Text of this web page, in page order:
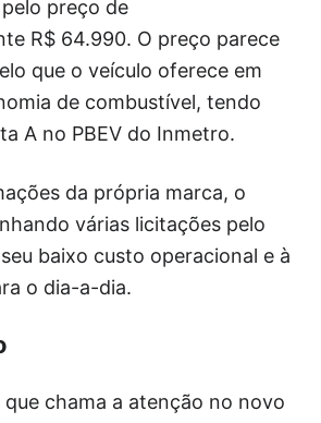
preço de
R$ 64.990. O preço parece
que o veículo oferece em
de combustível, tendo
A no PBEV do Inmetro.
da própria marca, o
várias licitações pelo
baixo custo operacional e à
o dia-a-dia.
chama a atenção no novo